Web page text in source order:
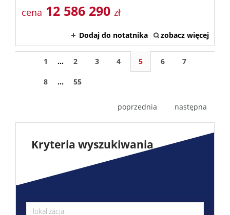
cena 12 586 290 zł
Dodaj do notatnika zobacz więcej
1 ... 2 3 4 5 6 7
8 ... 55
poprzednia następna
Kryteria wyszukiwania